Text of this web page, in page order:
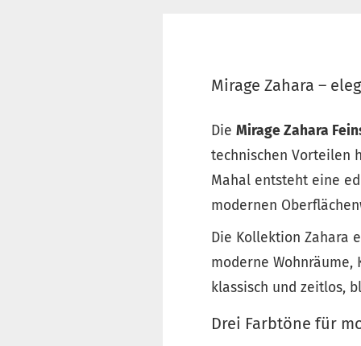
Mirage Zahara –
Die Mirage Zahara
technischen Vorteilen
Mahal entsteht eine
modernen
Die Kollektion Zahara
moderne Wohnräume,
klassisch und zeitlos,
Drei Farbtöne für